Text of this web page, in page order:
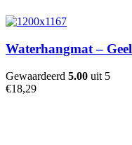
Waterhangmat – Geel
Gewaardeerd 5.00 uit 5
€18,29